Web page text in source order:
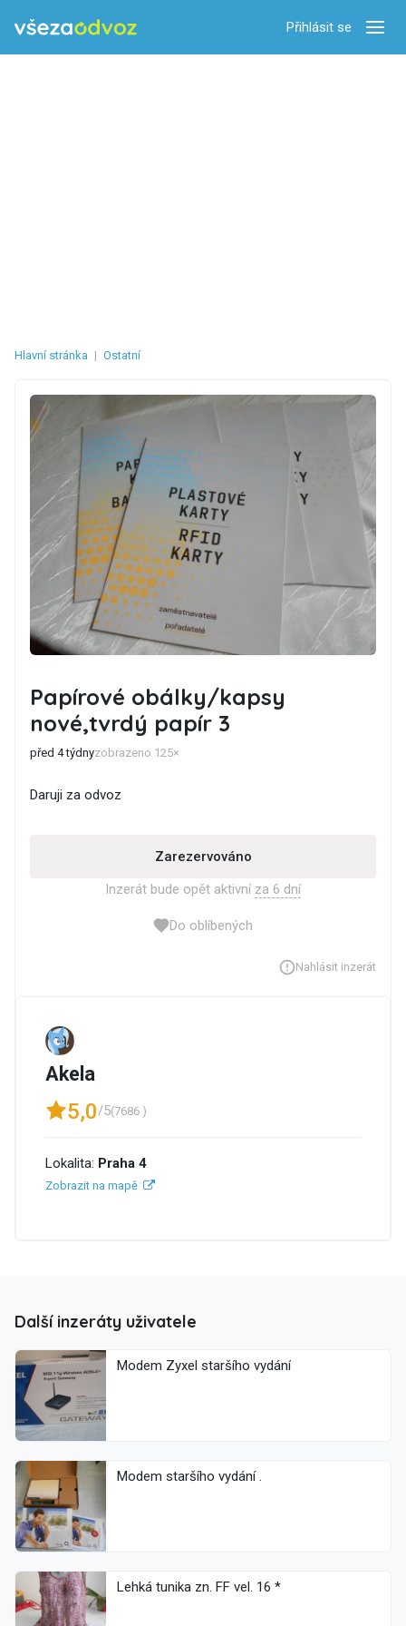
Přihlásit se
Hlavní stránka | Ostatní
Papírové obálky/kapsy
nové,tvrdý papír 3
před 4 týdnyzobrazeno 125×
Daruji za odvoz
Zarezervováno
Inzerát bude opět aktivní za 6 dní
Do oblíbených
Nahlásit inzerát
Akela
5,0/5(7686 )
Lokalita: Praha 4
Zobrazit na mapě
Další inzeráty uživatele
Modem Zyxel staršího vydání
Modem staršího vydání .
Lehká tunika zn. FF vel. 16 *